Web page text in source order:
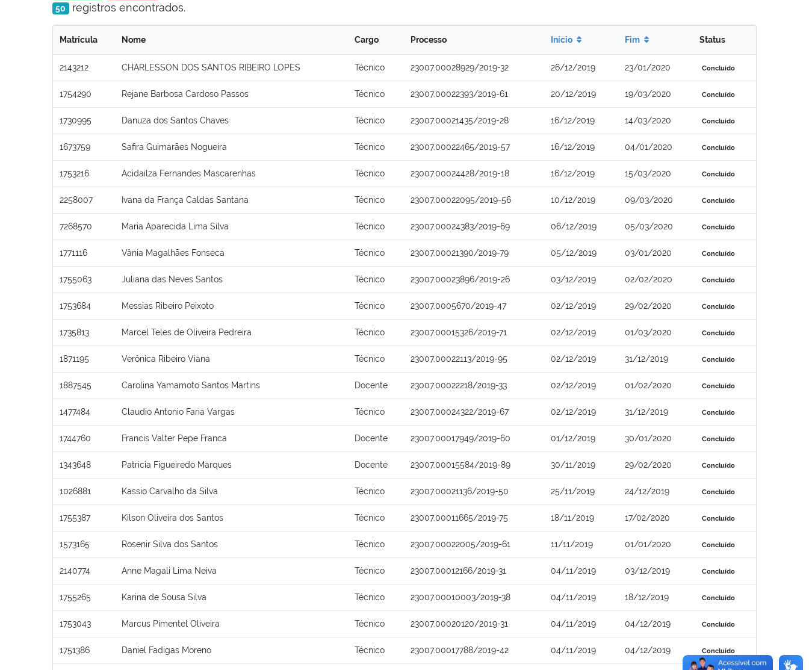
50 registros encontrados.
Matrícula Nome Cargo Processo Início Fim Status
2143212 CHARLESSON DOS SANTOS RIBEIRO LOPES Técnico 23007.00028929/2019-32 26/12/2019 23/01/2020 Concluído
1754290 Rejane Barbosa Cardoso Passos Técnico 23007.00022393/2019-61 20/12/2019 19/03/2020 Concluído
1730995 Danuza dos Santos Chaves Técnico 23007.00021435/2019-28 16/12/2019 14/03/2020 Concluído
1673759 Safira Guimarães Nogueira Técnico 23007.00022465/2019-57 16/12/2019 04/01/2020 Concluído
1753216 Acidailza Fernandes Mascarenhas Técnico 23007.00024428/2019-18 16/12/2019 15/03/2020 Concluído
2258007 Ivana da França Caldas Santana Técnico 23007.00022095/2019-56 10/12/2019 09/03/2020 Concluído
7268570 Maria Aparecida Lima Silva Técnico 23007.00024383/2019-69 06/12/2019 05/03/2020 Concluído
1771116 Vânia Magalhães Fonseca Técnico 23007.00021390/2019-79 05/12/2019 03/01/2020 Concluído
1755063 Juliana das Neves Santos Técnico 23007.00023896/2019-26 03/12/2019 02/02/2020 Concluído
1753684 Messias Ribeiro Peixoto Técnico 23007.0005670/2019-47 02/12/2019 29/02/2020 Concluído
1735813 Marcel Teles de Oliveira Pedreira Técnico 23007.00015326/2019-71 02/12/2019 01/03/2020 Concluído
1871195 Verônica Ribeiro Viana Técnico 23007.00022113/2019-95 02/12/2019 31/12/2019 Concluído
1887545 Carolina Yamamoto Santos Martins Docente 23007.00022218/2019-33 02/12/2019 01/02/2020 Concluído
1477484 Claudio Antonio Faria Vargas Técnico 23007.00024322/2019-67 02/12/2019 31/12/2019 Concluído
1744760 Francis Valter Pepe Franca Docente 23007.00017949/2019-60 01/12/2019 30/01/2020 Concluído
1343648 Patricia Figueiredo Marques Docente 23007.00015584/2019-89 30/11/2019 29/02/2020 Concluído
1026881 Kassio Carvalho da Silva Técnico 23007.00021136/2019-50 25/11/2019 24/12/2019 Concluído
1755387 Kilson Oliveira dos Santos Técnico 23007.00011665/2019-75 18/11/2019 17/02/2020 Concluído
1573165 Rosenir Silva dos Santos Técnico 23007.00022005/2019-61 11/11/2019 01/01/2020 Concluído
2140774 Anne Magali Lima Neiva Técnico 23007.00012166/2019-31 04/11/2019 03/12/2019 Concluído
1755265 Karina de Sousa Silva Técnico 23007.00010003/2019-38 04/11/2019 18/12/2019 Concluído
1753043 Marcus Pimentel Oliveira Técnico 23007.00020120/2019-31 04/11/2019 04/12/2019 Concluído
1751386 Daniel Fadigas Moreno Técnico 23007.00017788/2019-42 04/11/2019 04/12/2019 Concluído